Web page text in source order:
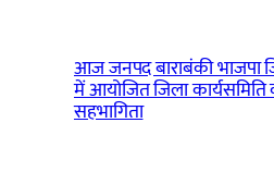
आज जनपद बाराबंकी भाजपा
में आयोजित जिला
सहभागिता